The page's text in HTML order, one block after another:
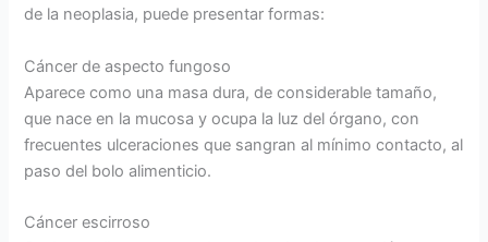
de la neoplasia, puede presentar formas:
Cáncer de aspecto fungoso
Aparece como una masa dura, de considerable tamaño,
que nace en la mucosa y ocupa la luz del órgano, con
frecuentes ulceraciones que sangran al mínimo contacto, al
paso del bolo alimenticio.
Cáncer escirroso